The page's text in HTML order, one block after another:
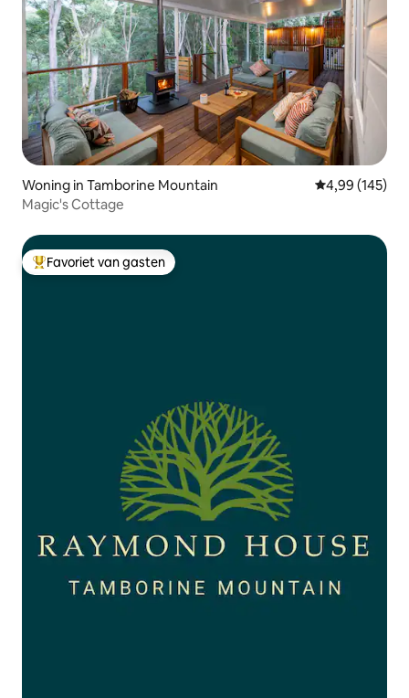
Woning in Tamborine Mountain Gemiddelde
4,99 (145)
Magic's Cottage
Topfavoriet van gasten
Favoriet van gasten